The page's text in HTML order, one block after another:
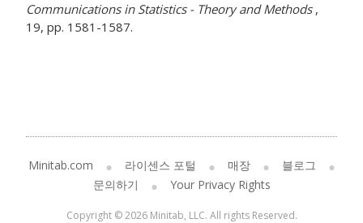
Communications in Statistics - Theory and Methods,
19, pp. 1581-1587.
Minitab.com 라이센스 포털 매장
블로그
문의하기
Your Privacy Rights
Copyright © 2026 Minitab, LLC. All rights Reserved.